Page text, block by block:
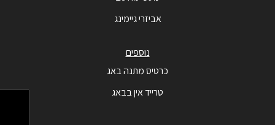
אביזרי גיימינג
נוספים
כרטיס מתנה באג
טרייד אין בבאג